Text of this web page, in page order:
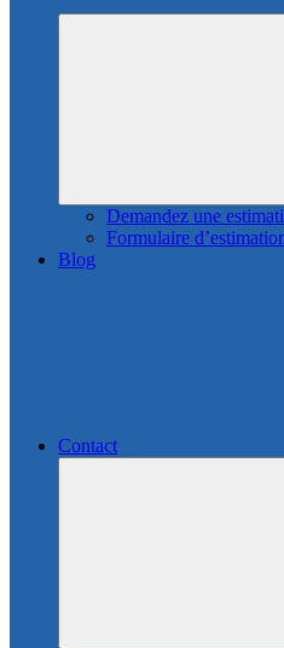
Demandez une
Formulaire
Blog
Contact